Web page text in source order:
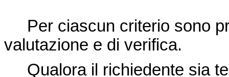
Per ciascun criterio sono
valutazione e di verifica.
Qualora il richiedente sia